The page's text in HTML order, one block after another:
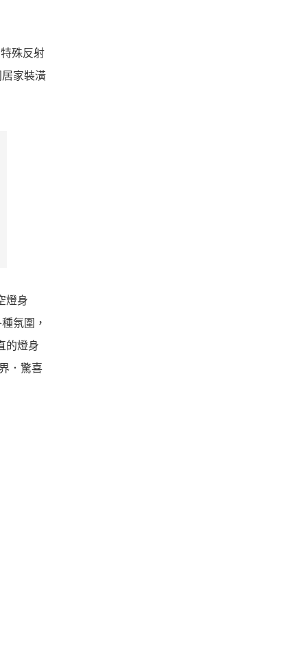
殊反射
家裝潢
燈身
氛圍，
的燈身
．驚喜